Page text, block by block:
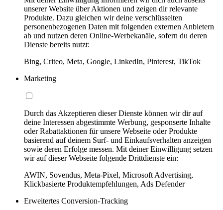
unserer Website über Aktionen und zeigen dir relevante
Produkte. Dazu gleichen wir deine verschlüsselten
personenbezogenen Daten mit folgenden externen Anbietern
ab und nutzen deren Online-Werbekanäle, sofern du deren
Dienste bereits nutzt:
Bing, Criteo, Meta, Google, LinkedIn, Pinterest, TikTok
Marketing
Durch das Akzeptieren dieser Dienste können wir dir auf
deine Interessen abgestimmte Werbung, gesponserte Inhalte
oder Rabattaktionen für unsere Webseite oder Produkte
basierend auf deinem Surf- und Einkaufsverhalten anzeigen
sowie deren Erfolge messen. Mit deiner Einwilligung setzen
wir auf dieser Webseite folgende Drittdienste ein:
AWIN, Sovendus, Meta-Pixel, Microsoft Advertising,
Klickbasierte Produktempfehlungen, Ads Defender
Erweitertes Conversion-Tracking